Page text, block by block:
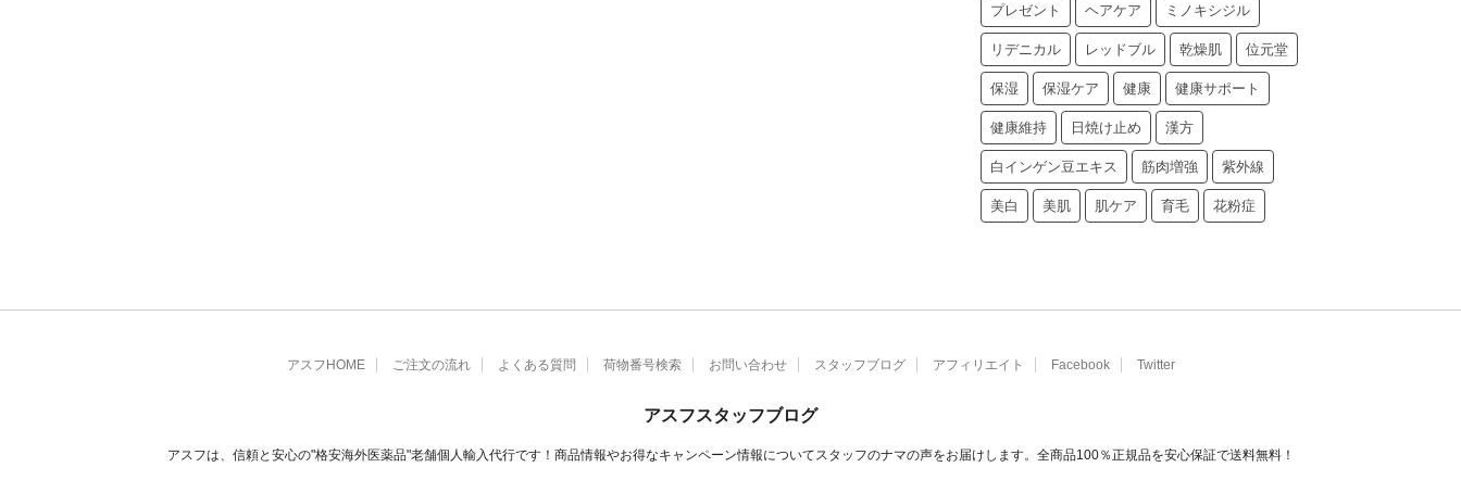
プレゼント ヘアケア ミノキシジル
リデニカル レッドブル 乾燥肌 位元堂
保湿 保湿ケア 健康 健康サポート
健康維持 日焼け止め 漢方
白インゲン豆エキス 筋肉増強 紫外線
美白 美肌 肌ケア 育毛 花粉症
アスフHOME ご注文の流れ よくある質問 荷物番号検索 お問い合わせ スタッフブログ アフィリエイト Facebook Twitter
アスフスタッフブログ
アスフは、信頼と安心の"格安海外医薬品"老舗個人輸入代行です！商品情報やお得なキャンペーン情報についてスタッフのナマの声をお届けします。全商品100％正規品を安心保証で送料無料！